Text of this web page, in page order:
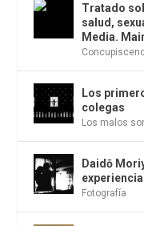
Tratado
salud,
Media.
Los
colegas
Los malos
Daidō
Fotografía